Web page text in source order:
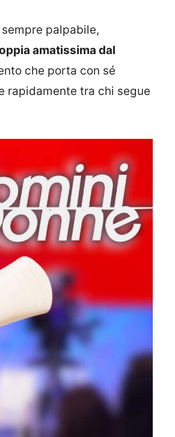
palpabile,
amatissima dal
che porta con sé
rapidamente tra chi segue